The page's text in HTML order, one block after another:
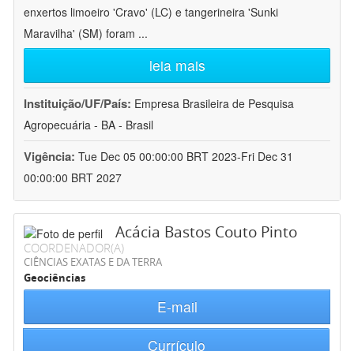
enxertos limoeiro 'Cravo' (LC) e tangerineira 'Sunki
Maravilha' (SM) foram ...
leia mais
Instituição/UF/País: Empresa Brasileira de Pesquisa
Agropecuária - BA - Brasil
Vigência: Tue Dec 05 00:00:00 BRT 2023-Fri Dec 31
00:00:00 BRT 2027
Acácia Bastos Couto Pinto
COORDENADOR(A)
CIÊNCIAS EXATAS E DA TERRA
Geociências
E-mail
Currículo